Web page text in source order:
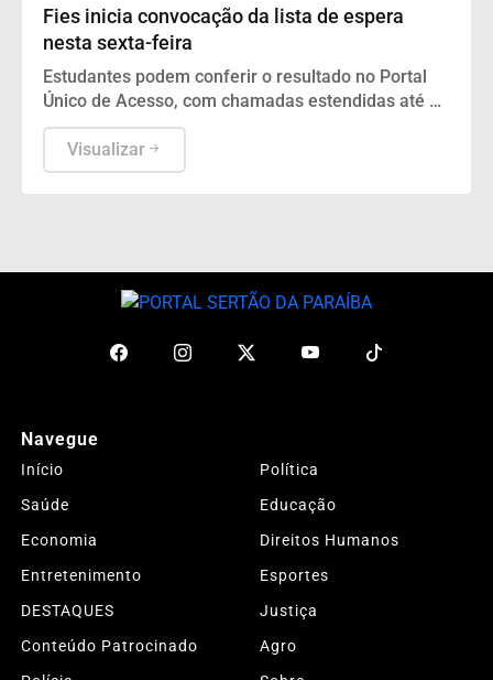
Fies inicia convocação da lista de espera
nesta sexta-feira
Estudantes podem conferir o resultado no Portal
Único de Acesso, com chamadas estendidas até o
dia 24 de setembro.
Visualizar
Navegue
Início
Política
Saúde
Educação
Economia
Direitos Humanos
Entretenimento
Esportes
DESTAQUES
Justiça
Conteúdo Patrocinado
Agro